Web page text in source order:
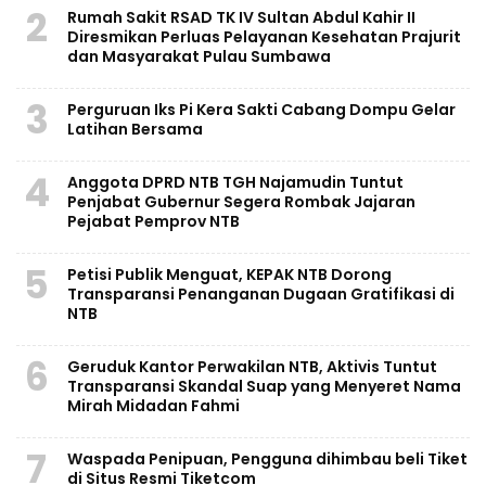
2
Rumah Sakit RSAD TK IV Sultan Abdul Kahir II
Diresmikan Perluas Pelayanan Kesehatan Prajurit
dan Masyarakat Pulau Sumbawa
3
Perguruan Iks Pi Kera Sakti Cabang Dompu Gelar
Latihan Bersama
4
Anggota DPRD NTB TGH Najamudin Tuntut
Penjabat Gubernur Segera Rombak Jajaran
Pejabat Pemprov NTB
5
Petisi Publik Menguat, KEPAK NTB Dorong
Transparansi Penanganan Dugaan Gratifikasi di
NTB
6
Geruduk Kantor Perwakilan NTB, Aktivis Tuntut
Transparansi Skandal Suap yang Menyeret Nama
Mirah Midadan Fahmi
7
Waspada Penipuan, Pengguna dihimbau beli Tiket
di Situs Resmi Tiketcom